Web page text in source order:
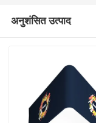
अनुशंसित उत्पाद